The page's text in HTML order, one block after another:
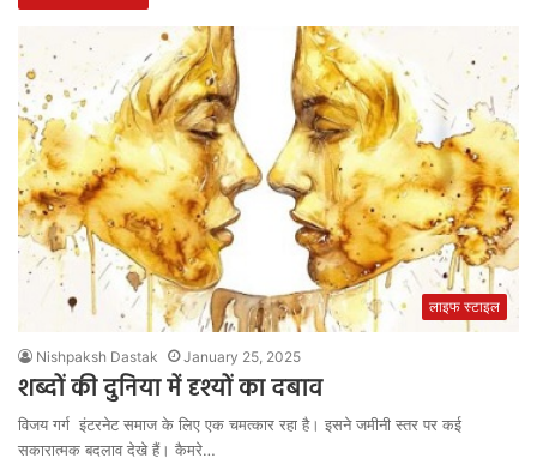
लाइफ स्टाइल
Nishpaksh Dastak January 25, 2025
शब्दों की दुनिया में दृश्यों का दबाव
विजय गर्ग इंटरनेट समाज के लिए एक चमत्कार रहा है। इसने जमीनी स्तर पर कई
सकारात्मक बदलाव देखे हैं। कैमरे…